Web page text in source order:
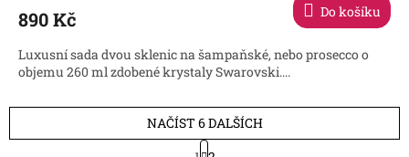
890 Kč Do košíku
Luxusní sada dvou sklenic na šampaňské, nebo prosecco o
objemu 260 ml zdobené krystaly Swarovski....
NAČÍST 6 DALŠÍCH
S